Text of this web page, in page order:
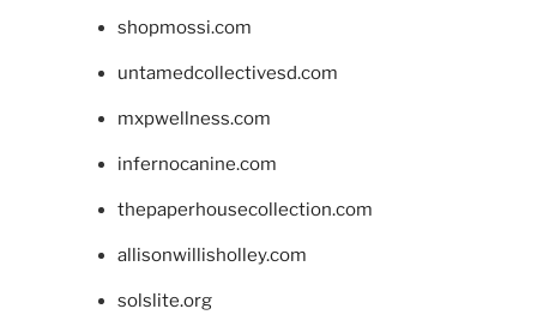
shopmossi.com
untamedcollectivesd.com
mxpwellness.com
infernocanine.com
thepaperhousecollection.com
allisonwillisholley.com
solslite.org